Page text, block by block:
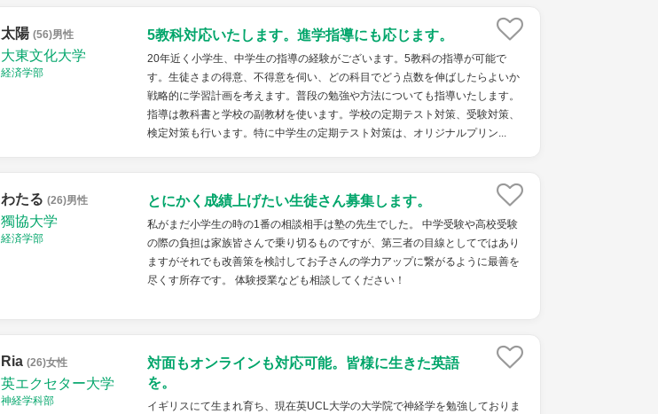
太陽 (56)男性
大東文化大学
経済学部
5教科対応いたします。進学指導にも応じます。
20年近く小学生、中学生の指導の経験がございます。5教科の指導が可能で
す。生徒さまの得意、不得意を伺い、どの科目でどう点数を伸ばしたらよいか
戦略的に学習計画を考えます。普段の勉強や方法についても指導いたします。
指導は教科書と学校の副教材を使います。学校の定期テスト対策、受験対策、
検定対策も行います。特に中学生の定期テスト対策は、オリジナルプリン...
わたる (26)男性
獨協大学
経済学部
とにかく成績上げたい生徒さん募集します。
私がまだ小学生の時の1番の相談相手は塾の先生でした。 中学受験や高校受験
の際の負担は家族皆さんで乗り切るものですが、第三者の目線としてではあり
ますがそれでも改善策を検討してお子さんの学力アップに繋がるように最善を
尽くす所存です。 体験授業なども相談してください！
Ria (26)女性
英エクセター大学
神経学科部
対面もオンラインも対応可能。皆様に生きた英語
を。
イギリスにて生まれ育ち、現在英UCL大学の大学院で神経学を勉強しておりま